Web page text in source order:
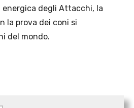
energica degli Attacchi, la
la prova dei coni si
del mondo.